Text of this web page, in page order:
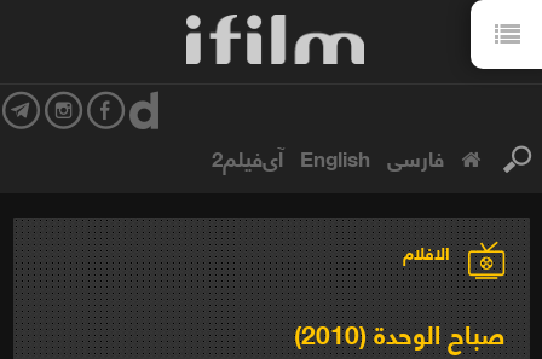
فارسی English آی‌فیلم2
الافلام
صباح الوحدة (2010)